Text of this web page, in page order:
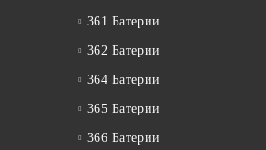
361 Батерии
362 Батерии
364 Батерии
365 Батерии
366 Батерии